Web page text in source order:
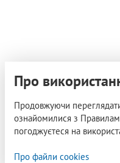
Про
Продовжуючи
ознайомилися з
погоджуєтеся на
Про файли cookies